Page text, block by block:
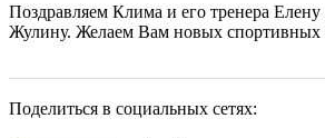
Поздравляем Клима и его тренера
Жулину. Желаем Вам новых спортивных
Поделиться в социальных сетях: